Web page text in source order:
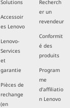
Solutions
Accessoir
es Lenovo
Lenovo-
Services
et
garantie
Pièces de
rechange
(en
Recherch
er un
revendeur
Conformit
é des
produits
Program
me
d'affiliatio
n Lenovo